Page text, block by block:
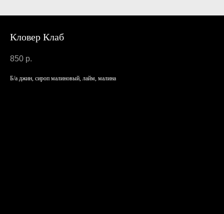
Кловер Клаб
850 р.
Б/а джин, сироп малиновый, лайм, малина